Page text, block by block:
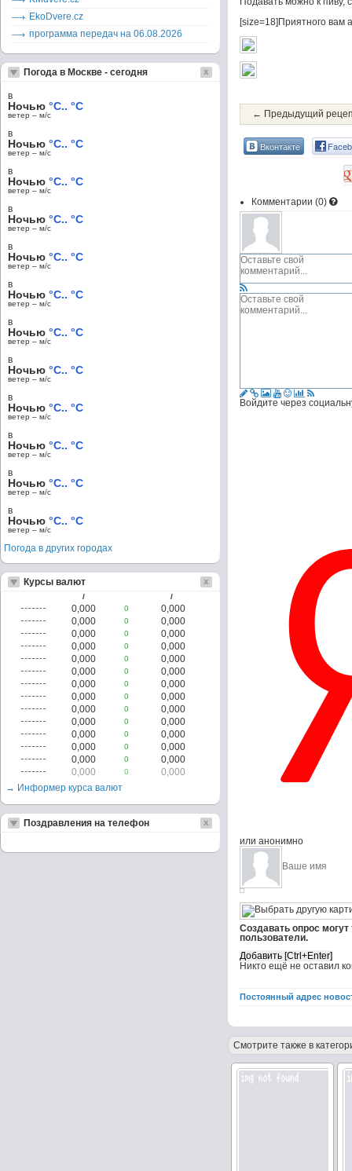
[size=18]Приятного вам
← Предыдущий
Вконтакте
Комментарии (0)
Войдите через
или анонимно
Создавать опрос
пользователи.
Никто ещё не оставил
Постоянный адрес
Смотрите также в
EkoDvere.cz
программа передач на 06.08.2026
Погода в Москве - сегодня
в
Ночью °C.. °C
ветер – м/c
в
Ночью °C.. °C
ветер – м/c
в
Ночью °C.. °C
ветер – м/c
в
Ночью °C.. °C
ветер – м/c
в
Ночью °C.. °C
ветер – м/c
в
Ночью °C.. °C
ветер – м/c
в
Ночью °C.. °C
ветер – м/c
в
Ночью °C.. °C
ветер – м/c
в
Ночью °C.. °C
ветер – м/c
в
Ночью °C.. °C
ветер – м/c
в
Ночью °C.. °C
ветер – м/c
в
Ночью °C.. °C
ветер – м/c
Погода в других городах
Курсы валют
/ /
0,000 0
0,000
0,000
0
0,000
0,000
0
0,000
0,000
0
0,000
0,000
0
0,000
0,000
0
0,000
0,000
0
0,000
0,000
0
0,000
0,000
0
0,000
0,000
0
0,000
0,000
0
0,000
0,000
0
0,000
0,000
0
0,000
0,000
0
0,000
→ Информер курса валют
Поздравления на телефон